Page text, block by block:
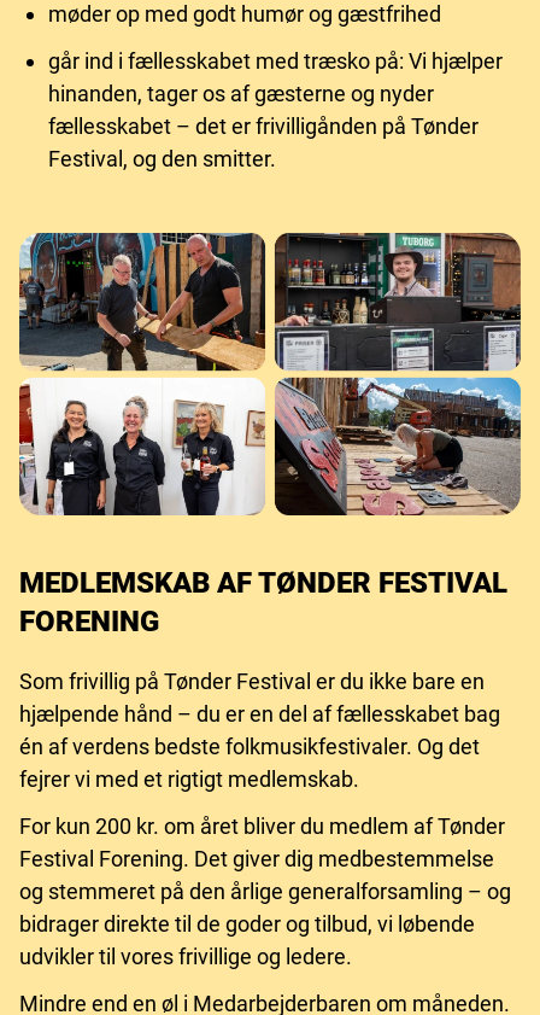
møder op med godt humør og gæstfrihed
går ind i fællesskabet med træsko på: Vi hjælper
hinanden, tager os af gæsterne og nyder
fællesskabet – det er frivilligånden på Tønder
Festival, og den smitter.
MEDLEMSKAB AF TØNDER FESTIVAL
FORENING
Som frivillig på Tønder Festival er du ikke bare en
hjælpende hånd – du er en del af fællesskabet bag
én af verdens bedste folkmusikfestivaler. Og det
fejrer vi med et rigtigt medlemskab.
For kun 200 kr. om året bliver du medlem af Tønder
Festival Forening. Det giver dig medbestemmelse
og stemmeret på den årlige generalforsamling – og
bidrager direkte til de goder og tilbud, vi løbende
udvikler til vores frivillige og ledere.
Mindre end en øl i Medarbejderbaren om måneden.